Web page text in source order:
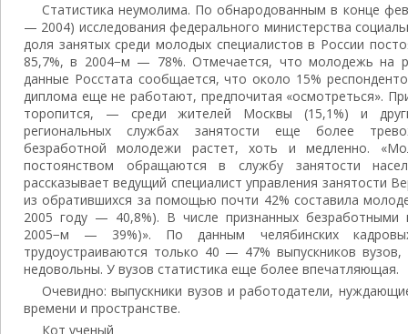
Статистика неумолима. По обнародованным в конце
— 2004) исследования федерального министерства
доля занятых среди молодых специалистов в России
85,7%, в 2004−м — 78%. Отмечается, что молодежь на
данные Росстата сообщается, что около 15%
диплома еще не работают, предпочитая «осмотреться».
торопится, — среди жителей Москвы (15,1%) и
региональных службах занятости еще более
безработной молодежи растет, хоть и медленно.
постоянством обращаются в службу занятости
рассказывает ведущий специалист управления занятости
из обратившихся за помощью почти 42% составила
2005 году — 40,8%). В числе признанных безработными
2005−м — 39%)». По данным челябинских
трудоустраиваются только 40 — 47% выпускников
недовольны. У вузов статистика еще более впечатляющая.
Очевидно: выпускники вузов и работодатели,
времени и пространстве.
Кот ученый